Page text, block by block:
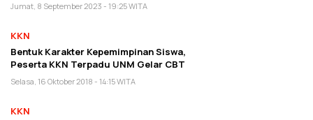
Jumat, 8 September 2023 - 19:25 WITA
KKN
Bentuk Karakter Kepemimpinan Siswa,
Peserta KKN Terpadu UNM Gelar CBT
Selasa, 16 Oktober 2018 - 14:15 WITA
KKN